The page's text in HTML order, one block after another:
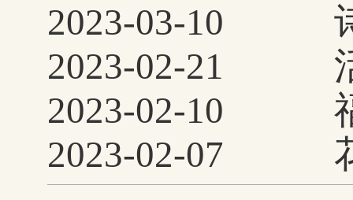
俗展览进社区
2023-03-10
馆研学冬令营开
2023-02-21
拗九节主题活动
2023-02-10
馆传统文化进校
2023-02-07